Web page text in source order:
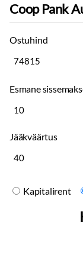
Coop Pank
Ostuhind
Esmane
Jääkväärtus
Kapitalirent